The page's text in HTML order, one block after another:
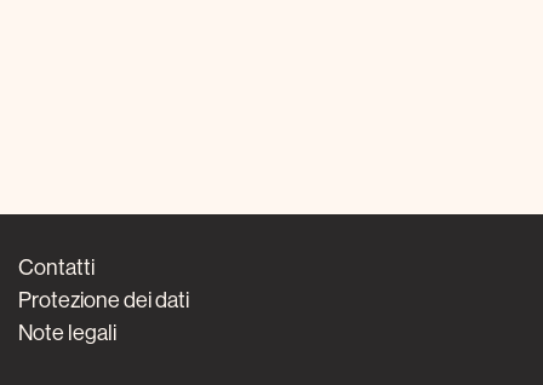
Contatti
Protezione dei dati
Note legali